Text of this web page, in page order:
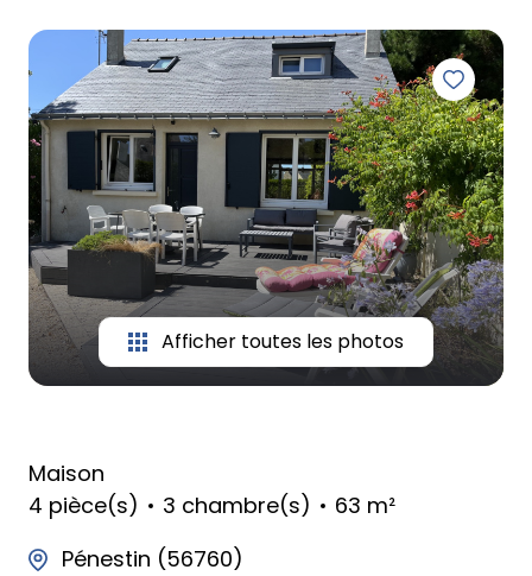
CONTACT
Afficher toutes les photos
Maison
4 pièce(s)
3 chambre(s)
63 m²
Pénestin (56760)